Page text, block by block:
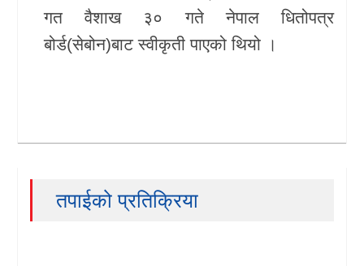
गत वैशाख ३० गते नेपाल धितोपत्र
बोर्ड(सेबोन)बाट स्वीकृती पाएको थियो ।
तपाईको प्रतिक्रिया